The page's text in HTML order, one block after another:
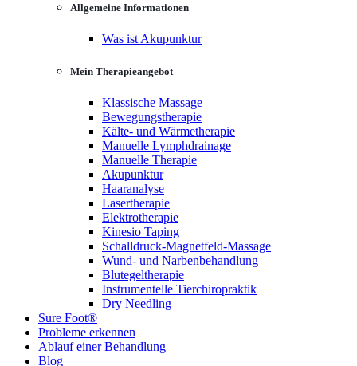
Allgemeine Informationen
Was ist Akupunktur
Mein Therapieangebot
Klassische Massage
Bewegungstherapie
Kälte- und Wärmetherapie
Manuelle Lymphdrainage
Manuelle Therapie
Akupunktur
Haaranalyse
Lasertherapie
Elektrotherapie
Kinesio Taping
Schalldruck-Magnetfeld-Massage
Wund- und Narbenbehandlung
Blutegeltherapie
Instrumentelle Tierchiropraktik
Dry Needling
Sure Foot®
Probleme erkennen
Ablauf einer Behandlung
Blog